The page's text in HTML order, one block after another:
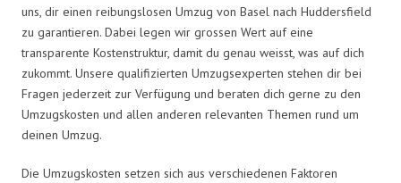
uns, dir einen reibungslosen Umzug von Basel nach Huddersfield
zu garantieren. Dabei legen wir grossen Wert auf eine
transparente Kostenstruktur, damit du genau weisst, was auf dich
zukommt. Unsere qualifizierten Umzugsexperten stehen dir bei
Fragen jederzeit zur Verfügung und beraten dich gerne zu den
Umzugskosten und allen anderen relevanten Themen rund um
deinen Umzug.
Die Umzugskosten setzen sich aus verschiedenen Faktoren